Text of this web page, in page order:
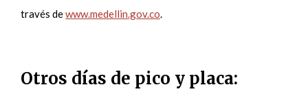
través dewww.medellin.gov.co.
Otros días de pico y placa: